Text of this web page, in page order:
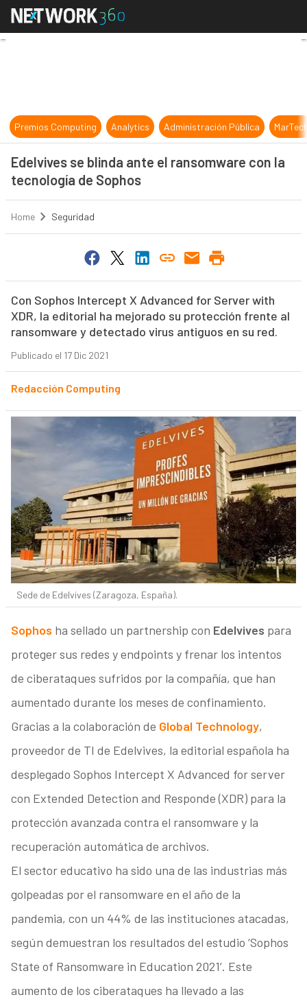
Edelvives se blinda ante el
Premios Computing Analytics Administración Pública
Edelvives se blinda ante el ransomware con la
tecnología de Sophos
Home Seguridad
Con Sophos Intercept X Advanced for Server with
XDR, la editorial ha mejorado su protección frente al
ransomware y detectado virus antiguos en su red.
Publicado el 17 Dic 2021
Redacción Computing
Sede de Edelvives (Zaragoza, España).
Sophos ha sellado un partnership con Edelvives para
proteger sus redes y endpoints y frenar los intentos
de ciberataques sufridos por la compañía, que han
aumentado durante los meses de confinamiento.
Gracias a la colaboración de Global Technology,
proveedor de TI de Edelvives, la editorial española ha
desplegado Sophos Intercept X Advanced for server
con Extended Detection and Responde (XDR) para la
protección avanzada contra el ransomware y la
recuperación automática de archivos.
El sector educativo ha sido una de las industrias más
golpeadas por el ransomware en el año de la
pandemia, con un 44% de las instituciones atacadas,
según demuestran los resultados del estudio ‘Sophos
State of Ransomware in Education 2021’. Este
aumento de los ciberataques ha llevado a las